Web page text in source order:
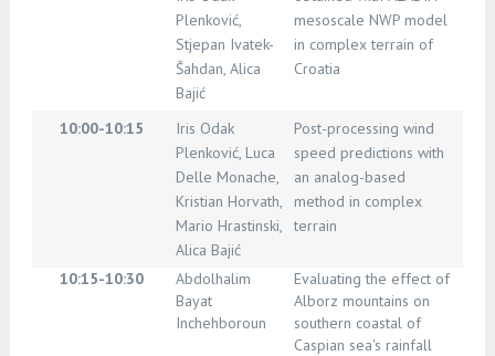
Plenković,
Stjepan Ivatek-
Šahdan, Alica
Bajić
mesoscale NWP model
in complex terrain of
Croatia
10:00-10:15
Iris Odak
Plenković, Luca
Delle Monache,
Kristian Horvath,
Mario Hrastinski,
Alica Bajić
Post-processing wind
speed predictions with
an analog-based
method in complex
terrain
10:15-10:30
Abdolhalim
Bayat
Inchehboroun
Evaluating the effect of
Alborz mountains on
southern coastal of
Caspian sea's rainfall